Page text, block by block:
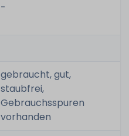
-
gebraucht, gut,
staubfrei,
Gebrauchsspuren
vorhanden